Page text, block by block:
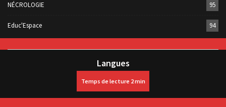
NÉCROLOGIE 95
Educ'Espace 94
Langues